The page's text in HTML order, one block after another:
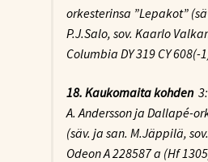
orkesterinsa ”Lepakot”
P.J.Salo, sov. Kaarlo
Columbia DY 319 CY
18. Kaukomaita kohden
A. Andersson ja Dallapé-
(säv. ja san. M.Jäppilä,
Odeon A 228587 a (Hf